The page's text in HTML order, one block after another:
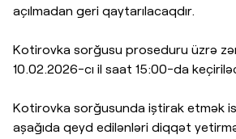
açılmadan geri qaytarılacaqdır.
Kotirovka sorğusu proseduru üzrə
10.02.2026-cı il saat 15:00-da
Kotirovka sorğusunda iştirak etmək
aşağıda qeyd edilənləri diqqət